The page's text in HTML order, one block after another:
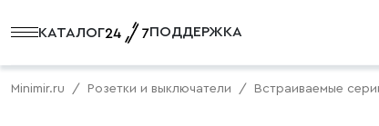
КАТАЛОГ ПОДДЕРЖКА
Minimir.ru Розетки и выключатели Встраиваемые